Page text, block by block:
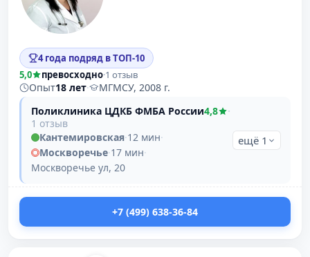
4 года подряд в ТОП-10
5,0
превосходно·1 отзыв
Опыт18 лет·
МГМСУ, 2008 г.
Поликлиника ЦДКБ ФМБА России4,8
·
1 отзыв
Кантемировская·12 мин·
Москворечье·17 мин·
Москворечье ул, 20
ещё 1
+7 (499) 638-36-84